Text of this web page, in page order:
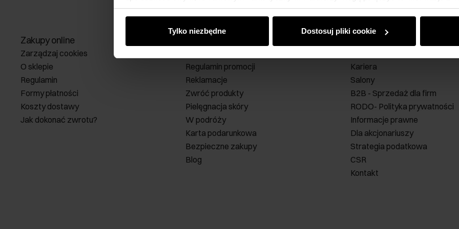
od Ciebie lub uzyskanymi podczas korzystania z ich usług.
Tylko niezbędne Dostosuj pliki cookie
Zakupy online
Zarządzaj cookies
O sklepie
Regulamin
Formy płatności
Koszty dostawy
Jak dokonać zwrotu?
Regulamin promocji
Reklamacje
Zwróć produkty
Pielęgnacja skóry
W podróży
Karta podarunkowa
Bezpieczne zakupy
Blog
Kariera
Salony
B2B - Sprzedaż dla firm
RODO- Polityka prywatności
Informacje prawne
Dla akcjonariuszy
Strategia podatkowa
CSR
Kontakt